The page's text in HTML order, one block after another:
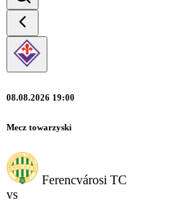
08.08.2026 19:00
Mecz towarzyski
Ferencvárosi TC
vs